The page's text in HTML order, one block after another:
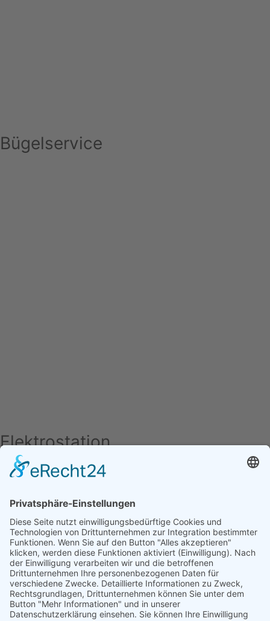
Bügelservice
Elektrostation
Adresse
Kölner Straße 10
60327 Frankfurt/Main
Telefon
+49 (0)69 75 9001-0
Fax